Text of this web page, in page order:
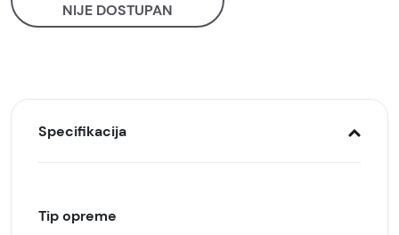
NIJE DOSTUPAN
Specifikacija
Tip opreme